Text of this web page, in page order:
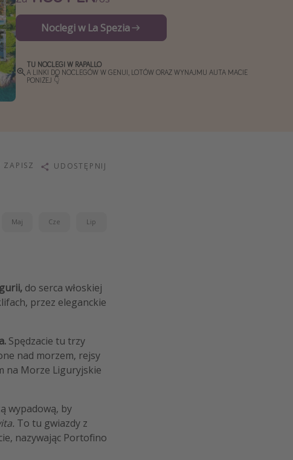
Noclegi w La Spezia
TU NOCLEGI W RAPALLO
A LINKI DO NOCLEGÓW W GENUI, LOTÓW ORAZ WYNAJMU AUTA MACIE
PONIŻEJ 👇
ZAPISZ UDOSTĘPNIJ
Maj Cze Lip
do serca włoskiej
przez eleganckie
Spędzacie tu trzy
nad morzem, rejsy
na Morze Liguryjskie
wypadową, by
To tu gwiazdy z
nazywając Portofino